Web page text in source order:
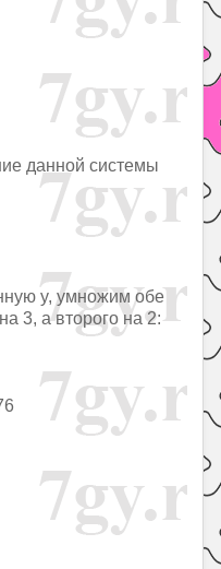
данной системы
y, умножим обе
3, а второго на 2: